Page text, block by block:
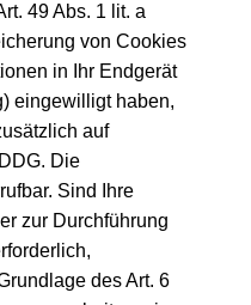
49 Abs. 1 lit. a
von Cookies
in Ihr Endgerät
eingewilligt haben,
auf
Die
Sind Ihre
zur Durchführung
des Art. 6